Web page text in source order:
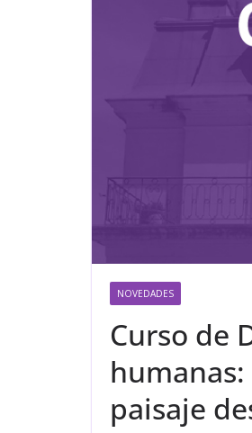
NOVEDADES
Curso de
paisaje